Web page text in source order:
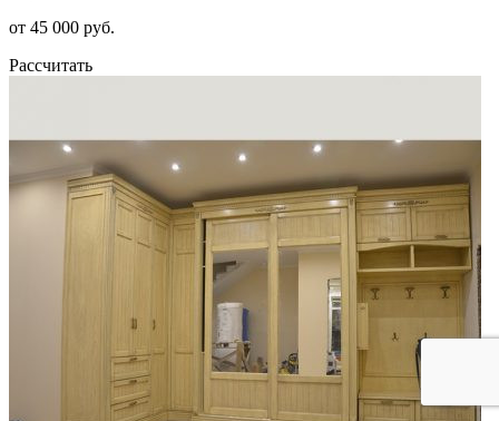
от 45 000 руб.
Рассчитать